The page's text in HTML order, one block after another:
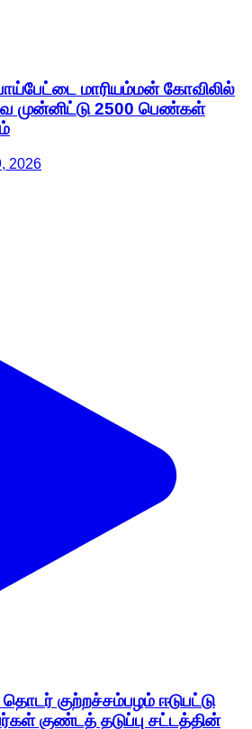
மாரியம்மன் கோவிலில்
முன்னிட்டு 2500 பெண்கள்
2026
குற்றச்சம்பழம் ஈடுபட்டு
குண்டத் தடுப்பு சட்டத்தின்